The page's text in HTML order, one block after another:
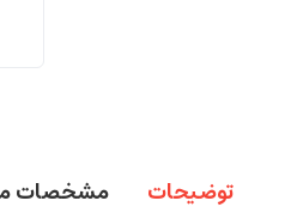
توضیحات مشخصات